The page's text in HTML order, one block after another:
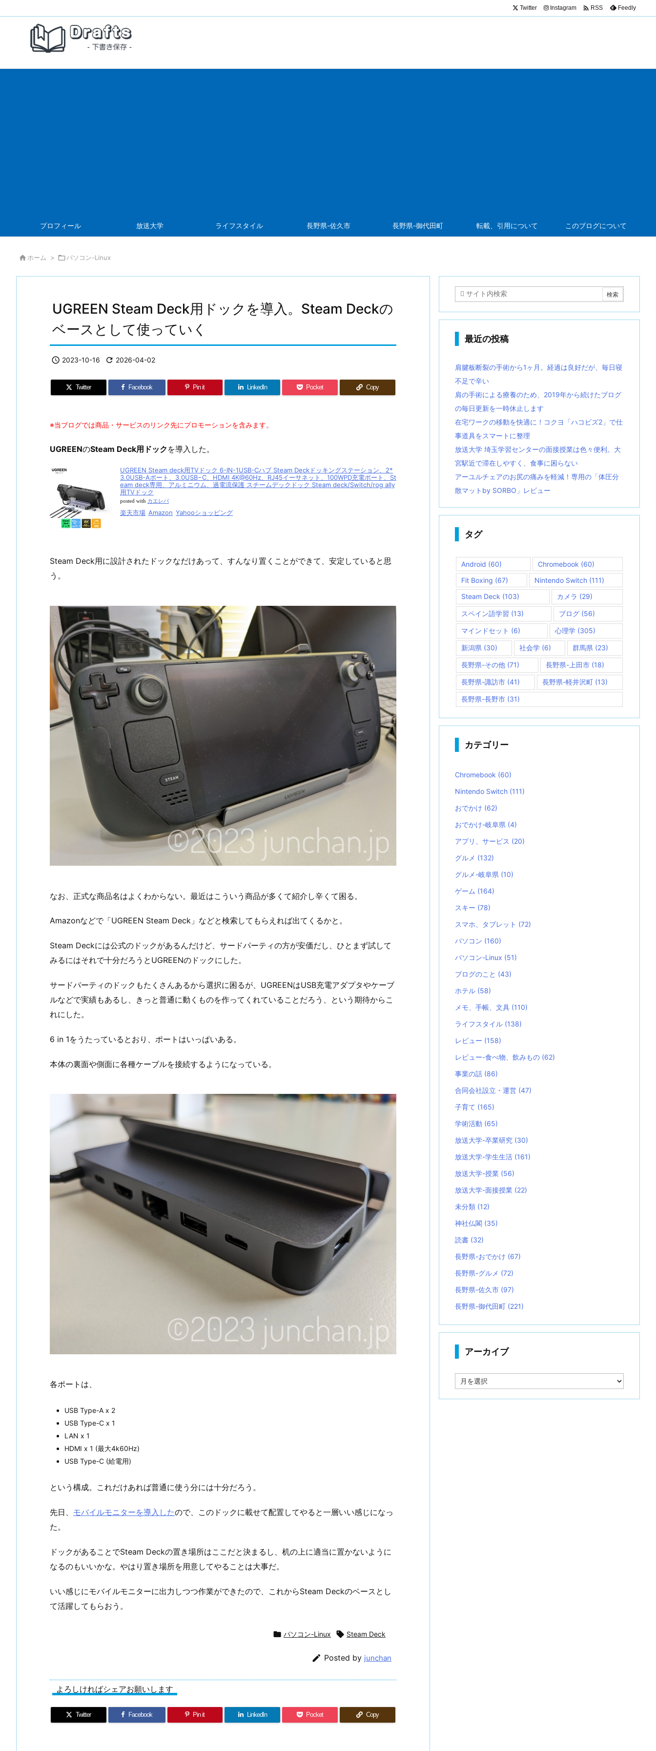
プロフィール 放送大学 ライフスタイル 長野県-佐久市 長野県-御代田町 転載、引用について このブログについて
Twitter Instagram  RSS Feedly
 ホーム > パソコン-Linux
UGREEN Steam Deck用ドックを導入。Steam Deckの
ベースとして使っていく
 2023-10-16  2026-04-02
Twitter Facebook Pin it LinkedIn Pocket Copy
※当ブログでは商品・サービスのリンク先にプロモーションを含みます。
UGREENのSteam Deck用ドック を導入した。
UGREEN Steam deck用TVドック 6-IN-1USB-Cハブ Steam Deckドッキングステーション、2*
3.0USB-Aポート、3.0USB−C、HDMI 4K@60Hz、RJ45イーサネット、100WPD充電ポート、St
eam deck専用、アルミニウム、過電流保護 スチームデックドック Steam deck/Switch/rog ally
用TVドック
posted with カエレバ
楽天市場 Amazon Yahooショッピング
Steam Deck用に設計されたドックなだけあって、すんなり置くことができて、安定していると思
う。
なお、正式な商品名はよくわからない。最近はこういう商品が多くて紹介し辛くて困る。
Amazonなどで「UGREEN Steam Deck」などと検索してもらえれば出てくるかと。
Steam Deckには公式のドックがあるんだけど、サードパーティの方が安価だし、ひとまず試して
みるにはそれで十分だろうとUGREENのドックにした。
サードパーティのドックもたくさんあるから選択に困るが、UGREENはUSB充電アダプタやケーブ
ルなどで実績もあるし、きっと普通に動くものを作ってくれていることだろう、という期待からこ
れにした。
6 in 1をうたっているとおり、ポートはいっぱいある。
本体の裏面や側面に各種ケーブルを接続するようになっている。
各ポートは、
USB Type-A x 2
USB Type-C x 1
LAN x 1
HDMI x 1 (最大4k60Hz)
USB Type-C (給電用)
という構成。これだけあれば普通に使う分には十分だろう。
先日、 モバイルモニターを導入したので、このドックに載せて配置してやると一層いい感じになっ
た。
ドックがあることでSteam Deckの置き場所はここだと決まるし、机の上に適当に置かないように
なるのもいいかな。やはり置き場所を用意してやることは大事だ。
いい感じにモバイルモニターに出力しつつ作業ができたので、これからSteam Deckのベースとし
て活躍してもらおう。
 パソコン-Linux  Steam Deck
 Posted by junchan
よろしければシェアお願いします
Twitter Facebook Pin it LinkedIn Pocket Copy
最近の投稿
肩腱板断裂の手術から1ヶ月。経過は良好だが、毎日寝
不足で辛い
肩の手術による療養のため、2019年から続けたブログ
の毎日更新を一時休止します
在宅ワークの移動を快適に！コクヨ「ハコビズ2」で仕
事道具をスマートに整理
放送大学 埼玉学習センターの面接授業は色々便利。大
宮駅近で滞在しやすく、食事に困らない
アーユルチェアのお尻の痛みを軽減！専用の「体圧分
散マットby SORBO」レビュー
タグ
Android (60) Chromebook (60)
Fit Boxing (67) Nintendo Switch(111)
Steam Deck (103) カメラ (29)
スペイン語学習 (13) ブログ (56)
マインドセット (6) 心理学 (305)
新潟県 (30) 社会学(6) 群馬県 (23)
長野県-その他 (71) 長野県-上田市(18)
長野県-諏訪市 (41) 長野県-軽井沢町 (13)
長野県-長野市 (31)
カテゴリー
Chromebook (60)
Nintendo Switch (111)
おでかけ (62)
おでかけ-岐阜県 (4)
アプリ、サービス (20)
グルメ (132)
グルメ-岐阜県 (10)
ゲーム (164)
スキー (78)
スマホ、タブレット (72)
パソコン (160)
パソコン-Linux (51)
ブログのこと (43)
ホテル (58)
メモ、手帳、文具 (110)
ライフスタイル (138)
レビュー (158)
レビュー-食べ物、飲みもの (62)
事業の話 (86)
合同会社設立・運営 (47)
子育て (165)
学術活動 (65)
放送大学-卒業研究 (30)
放送大学-学生生活 (161)
放送大学-授業 (56)
放送大学-面接授業 (22)
未分類 (12)
神社仏閣 (35)
読書 (32)
長野県-おでかけ (67)
長野県-グルメ (72)
長野県-佐久市 (97)
長野県-御代田町 (221)
アーカイブ
ー